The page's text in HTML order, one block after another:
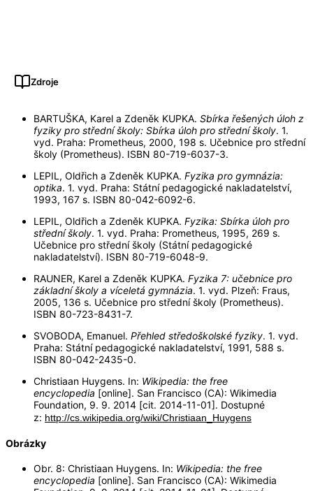
Zdroje
BARTUŠKA, Karel a Zdeněk KUPKA. Sbírka řešených úloh z
fyziky pro střední školy: Sbírka úloh pro střední školy. 1.
vyd. Praha: Prometheus, 2000, 198 s. Učebnice pro střední
školy (Prometheus). ISBN 80-719-6037-3.
LEPIL, Oldřich a Zdeněk KUPKA. Fyzika pro gymnázia:
optika. 1. vyd. Praha: Státní pedagogické nakladatelství,
1993, 167 s. ISBN 80-042-6092-6.
LEPIL, Oldřich a Zdeněk KUPKA. Fyzika: Sbírka úloh pro
střední školy. 1. vyd. Praha: Prometheus, 1995, 269 s.
Učebnice pro střední školy (Státní pedagogické
nakladatelství). ISBN 80-719-6048-9.
RAUNER, Karel a Zdeněk KUPKA. Fyzika 7: učebnice pro
základní školy a víceletá gymnázia. 1. vyd. Plzeň: Fraus,
2005, 136 s. Učebnice pro střední školy (Prometheus).
ISBN 80-723-8431-7.
SVOBODA, Emanuel. Přehled středoškolské fyziky. 1. vyd.
Praha: Státní pedagogické nakladatelství, 1991, 588 s.
ISBN 80-042-2435-0.
Christiaan Huygens. In: Wikipedia: the free
encyclopedia [online]. San Francisco (CA): Wikimedia
Foundation, 9. 9. 2014 [cit. 2014-11-01]. Dostupné
z: http://cs.wikipedia.org/wiki/Christiaan_Huygens
Obrázky
Obr. 8: Christiaan Huygens. In: Wikipedia: the free
encyclopedia [online]. San Francisco (CA): Wikimedia